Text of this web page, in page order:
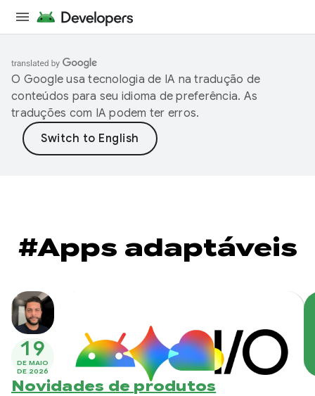
O Google usa tecnologia de IA na tradução de
conteúdos para seu idioma de preferência. As
traduções com IA podem ter erros.
#Apps adaptáveis
19
DE MAIO
DE 2026
Novidades de produtos